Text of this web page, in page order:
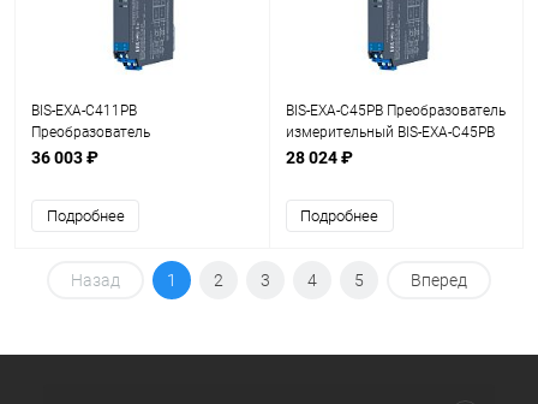
BIS-EXA-C411PB
Преобразователь
измерительный BIS-EXA-C411PB
36 003 ₽
Подробнее
BIS-EXA-C45PB Преобразователь
измерительный BIS-EXA-C45PB
1хAI (1…5 В)
28 024 ₽
Подробнее
Назад 1 2 3 4 5 Вперед